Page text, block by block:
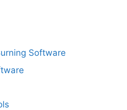
Software